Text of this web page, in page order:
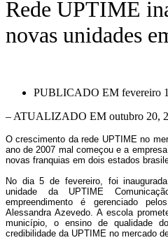
Rede UPTIME
novas unidades
PUBLICADO EM fevereiro
– ATUALIZADO EM outubro 20,
O crescimento da rede UPTIME no
ano de 2007 mal começou e a
novas franquias em dois estados
No dia 5 de fevereiro, foi
unidade da UPTIME
empreendimento é gerenciado
Alessandra Azevedo. A escola
município, o ensino de qualidade
credibilidade da UPTIME no mercado